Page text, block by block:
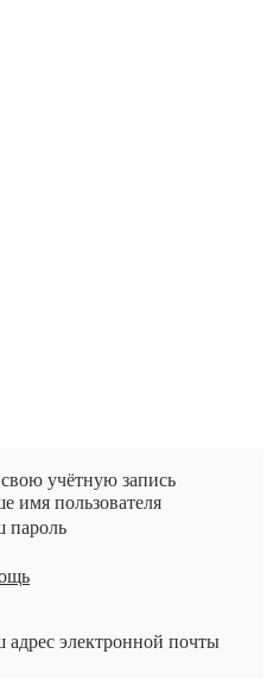
учётную запись
имя пользователя
пароль
адрес электронной почты